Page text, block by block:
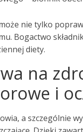
nie tylko
Bogactwo
diety.
na
i
a szczególnie